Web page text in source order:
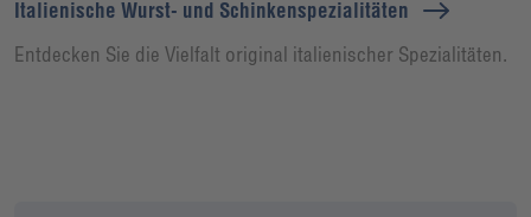
Italienische Wurst- und Schinkenspezialitäten
Entdecken Sie die Vielfalt original italienischer Spezialitäten.